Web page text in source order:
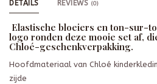
DETAILS REVIEWS (0)
Elastische bloeiers en ton-sur-
logo ronden deze mooie set af,
Chloé-geschenkverpakking.
Hoofdmateriaal van Chloé
zijde